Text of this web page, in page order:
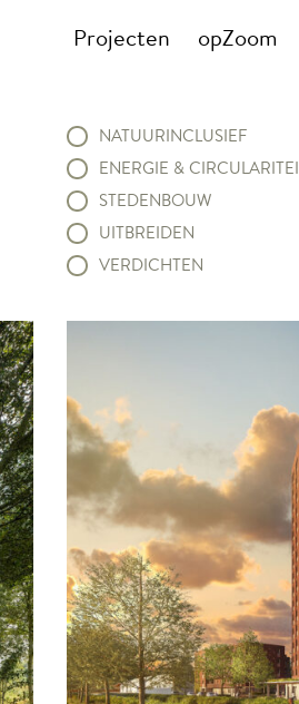
Projecten opZoom
NATUURINCLUSIEF
ENERGIE &
STEDENBOUW
UITBREIDEN
VERDICHTEN